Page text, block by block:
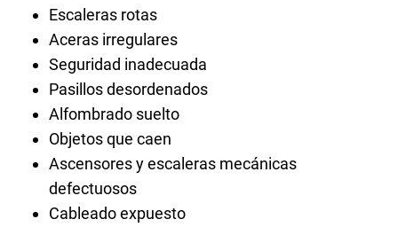
Escaleras rotas
Aceras irregulares
Seguridad inadecuada
Pasillos desordenados
Alfombrado suelto
Objetos que caen
Ascensores y escaleras mecánicas
defectuosos
Cableado expuesto